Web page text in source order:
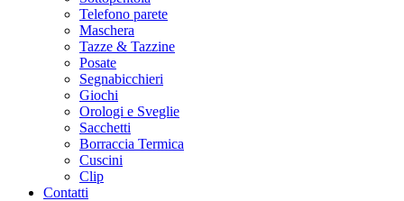
Telefono parete
Maschera
Tazze & Tazzine
Posate
Segnabicchieri
Giochi
Orologi e Sveglie
Sacchetti
Borraccia Termica
Cuscini
Clip
Contatti